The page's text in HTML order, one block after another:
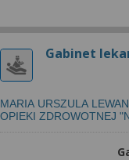
Gabinet
MARIA URSZULA
OPIEKI ZDROWOTNEJ